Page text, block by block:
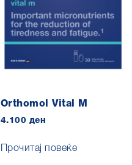
Orthomol Vital M
4.100 ден
Прочитај повеќе